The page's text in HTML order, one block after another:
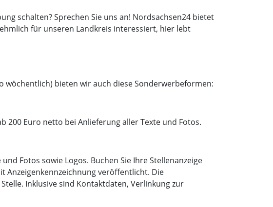
schalten? Sprechen Sie uns an! Nordsachsen24 bietet
für unseren Landkreis interessiert, hier lebt
wöchentlich) bieten wir auch diese Sonderwerbeformen:
200 Euro netto bei Anlieferung aller Texte und Fotos.
Fotos sowie Logos. Buchen Sie Ihre Stellenanzeige
Anzeigenkennzeichnung veröffentlicht. Die
Inklusive sind Kontaktdaten, Verlinkung zur